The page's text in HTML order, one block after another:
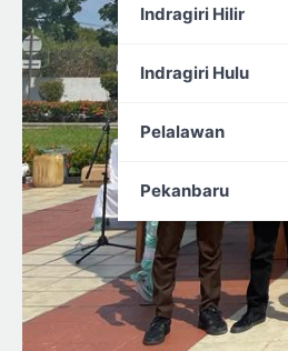
Indragiri Hilir
Indragiri Hulu
Pelalawan
Pekanbaru